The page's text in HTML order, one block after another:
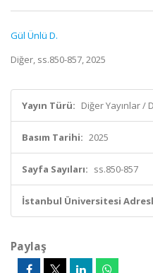
Gül Ünlü D.
Diğer, ss.850-857, 2025
Yayın Türü: Diğer Yayınlar /
Basım Tarihi: 2025
Sayfa Sayıları: ss.850-857
İstanbul Üniversitesi
Paylaş